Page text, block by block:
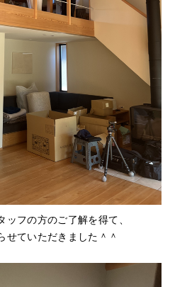
ッフの方のご了解を得て、
せていただきました＾＾